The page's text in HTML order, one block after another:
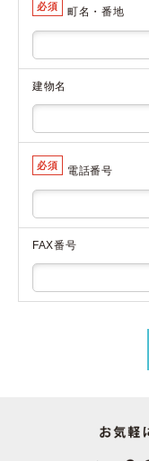
必須 町名・番地
建物名
必須 電話番号
FAX番号